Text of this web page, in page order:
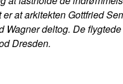
at arkitekten Gottfried
Wagner deltog. De
Dresden.